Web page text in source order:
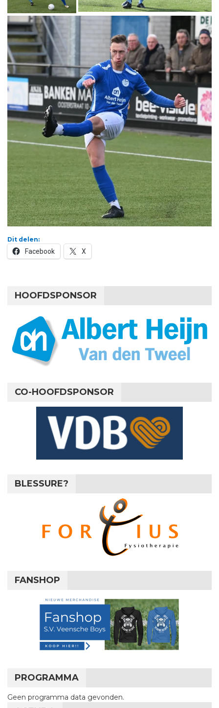
Dit delen:
Facebook X
HOOFDSPONSOR
CO-HOOFDSPONSOR
BLESSURE?
FANSHOP
PROGRAMMA
Geen programma data gevonden.